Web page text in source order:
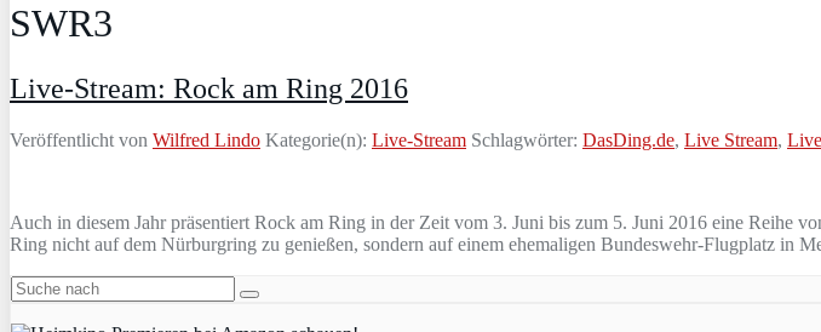
SWR3
Live-Stream: Rock am Ring 2016
Veröffentlicht von Wilfred Lindo Kategorie(n): Live-Stream Schlagwörter: DasDing.de, Live Stream,
Auch in diesem Jahr präsentiert Rock am Ring in der Zeit vom 3. Juni bis zum 5. Juni 2016 eine Reihe
Ring nicht auf dem Nürburgring zu genießen, sondern auf einem ehemaligen Bundeswehr-Flugplatz in